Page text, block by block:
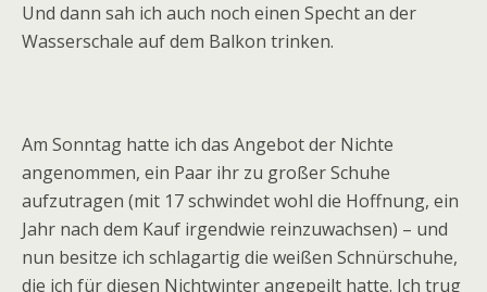
Und dann sah ich auch noch einen Specht an der
Wasserschale auf dem Balkon trinken.
Am Sonntag hatte ich das Angebot der Nichte
angenommen, ein Paar ihr zu großer Schuhe
aufzutragen (mit 17 schwindet wohl die Hoffnung, ein
Jahr nach dem Kauf irgendwie reinzuwachsen) – und
nun besitze ich schlagartig die weißen Schnürschuhe,
die ich für diesen Nichtwinter angepeilt hatte. Ich trug